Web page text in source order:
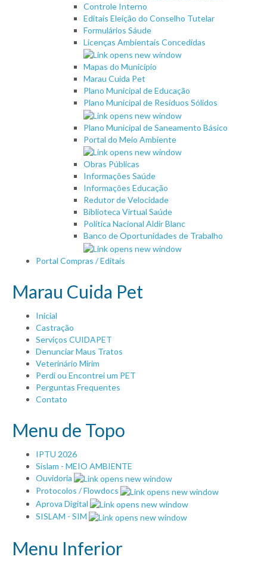
Controle Interno
Editais Eleição do Conselho Tutelar
Formulários Sáude
Licenças Ambientais Concedidas
Mapas do Município
Marau Cuida Pet
Plano Municipal de Educação
Plano Municipal de Resíduos Sólidos
Plano Municipal de Saneamento Básico
Portal do Meio Ambiente
Obras Públicas
Informações Saúde
Informações Educação
Redutor de Velocidade
Biblioteca Virtual Saúde
Política Nacional Aldir Blanc
Banco de Oportunidades de Trabalho
Portal Compras / Editais
Marau Cuida Pet
Inicial
Castração
Serviços CUIDAPET
Denunciar Maus Tratos
Veterinário Mirim
Perdi ou Encontrei um PET
Perguntas Frequentes
Contato
Menu de Topo
IPTU 2026
Sislam - MEIO AMBIENTE
Ouvidoria
Protocolos / Flowdocs
Aprova Digital
SISLAM - SIM
Menu Inferior